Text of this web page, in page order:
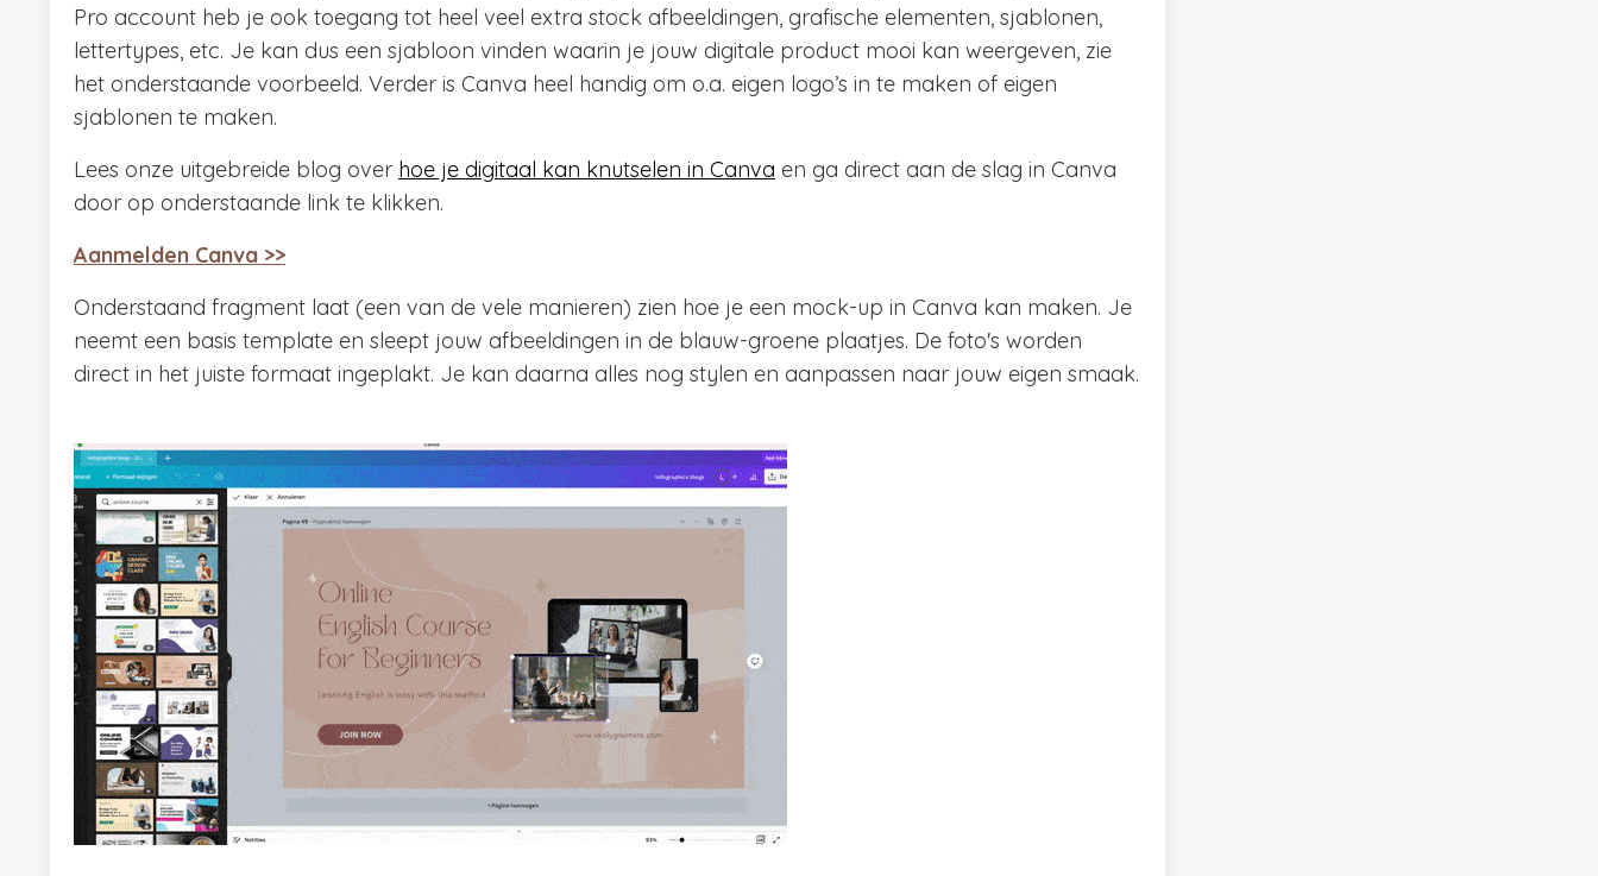
Pro account heb je ook toegang tot heel veel extra stock afbeeldingen, grafische elementen, sjablonen,
lettertypes, etc. Je kan dus een sjabloon vinden waarin je jouw digitale product mooi kan weergeven, zie
het onderstaande voorbeeld. Verder is Canva heel handig om o.a. eigen logo’s in te maken of eigen
sjablonen te maken.
Lees onze uitgebreide blog over hoe je digitaal kan knutselen in Canva en ga direct aan de slag in Canva
door op onderstaande link te klikken.
Aanmelden Canva >>
Onderstaand fragment laat (een van de vele manieren) zien hoe je een mock-up in Canva kan maken. Je
neemt een basis template en sleept jouw afbeeldingen in de blauw-groene plaatjes. De foto's worden
direct in het juiste formaat ingeplakt. Je kan daarna alles nog stylen en aanpassen naar jouw eigen smaak.